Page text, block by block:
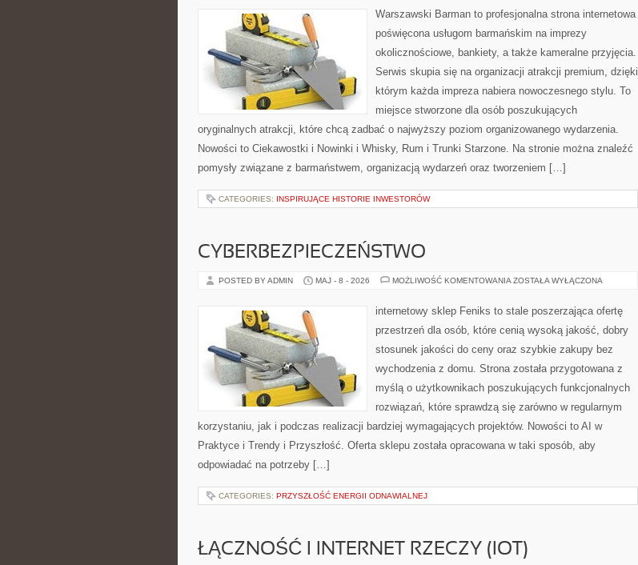
Warszawski Barman to profesjonalna strona internetowa
poświęcona usługom barmańskim na imprezy
okolicznościowe, bankiety, a także kameralne przyjęcia.
Serwis skupia się na organizacji atrakcji premium, dzięki
którym każda impreza nabiera nowoczesnego stylu. To
miejsce stworzone dla osób poszukujących
oryginalnych atrakcji, które chcą zadbać o najwyższy poziom organizowanego wydarzenia.
Nowości to Ciekawostki i Nowinki i Whisky, Rum i Trunki Starzone. Na stronie można znaleźć
pomysły związane z barmaństwem, organizacją wydarzeń oraz tworzeniem […]
CATEGORIES: INSPIRUJĄCE HISTORIE INWESTORÓW
CYBERBEZPIECZEŃSTWO
POSTED BY ADMIN MAJ - 8 - 2026 MOŻLIWOŚĆ KOMENTOWANIA CYBERBEZPIECZEŃSTWO
ZOSTAŁA WYŁĄCZONA
internetowy sklep Feniks to stale poszerzająca ofertę
przestrzeń dla osób, które cenią wysoką jakość, dobry
stosunek jakości do ceny oraz szybkie zakupy bez
wychodzenia z domu. Strona została przygotowana z
myślą o użytkownikach poszukujących funkcjonalnych
rozwiązań, które sprawdzą się zarówno w regularnym
korzystaniu, jak i podczas realizacji bardziej wymagających projektów. Nowości to AI w
Praktyce i Trendy i Przyszłość. Oferta sklepu została opracowana w taki sposób, aby
odpowiadać na potrzeby […]
CATEGORIES: PRZYSZŁOŚĆ ENERGII ODNAWIALNEJ
ŁĄCZNOŚĆ I INTERNET RZECZY (IOT)